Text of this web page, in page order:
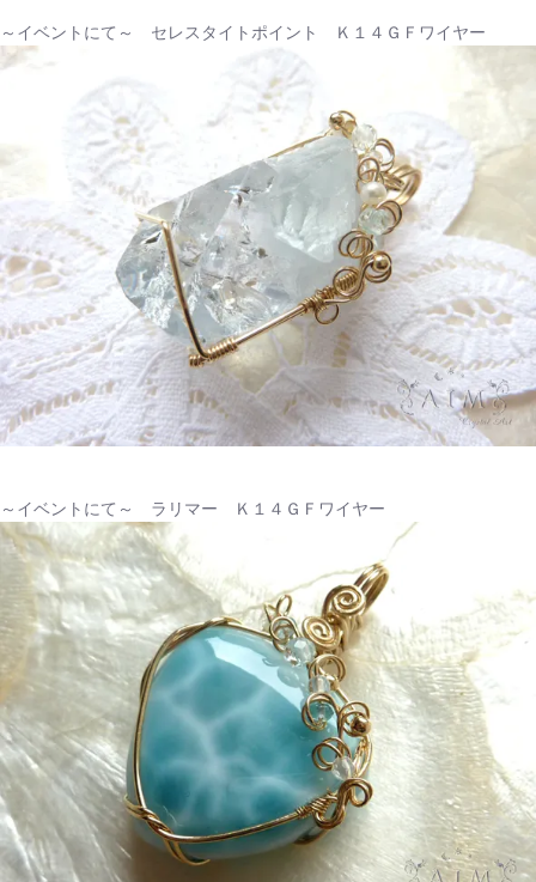
～イベントにて～ セレスタイトポイント Ｋ１４ＧＦワイヤー
～イベントにて～ ラリマー Ｋ１４ＧＦワイヤー